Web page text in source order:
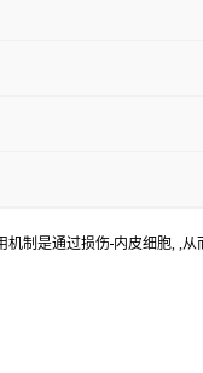
机制是通过损伤 内皮细胞, ,从